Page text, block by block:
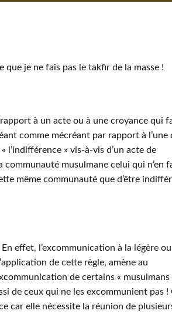
que je ne fais pas le takfir de la masse !
à un acte ou à une croyance qui
comme mécréant par rapport à l’une
l’indifférence » vis-à-vis d’un acte de
communauté musulmane celui qui n’en
même communauté que d’être
effet, l’excommunication à la légère ou
de cette règle, amène au
de certains « musulmans
de ceux qui ne les excommunient pas !
car elle nécessite la réunion de